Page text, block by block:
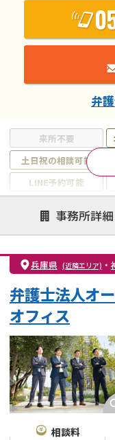
来所不要
土日祝の相談可能
LINE予約可能
注力案件
離婚前相談
親権・面会交流権
不貞・不倫慰謝料請求
財産分与
弁
事務所詳細
兵庫県 (近隣エリア) ・
弁護士法人オ
オフィス
相談料